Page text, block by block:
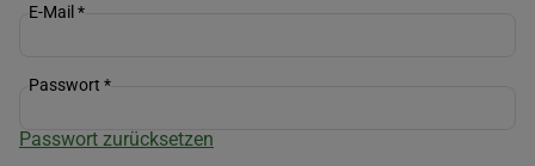
E-Mail *
Passwort *
Passwort zurücksetzen